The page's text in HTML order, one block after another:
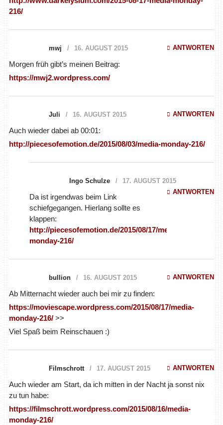
216/
mwj 16. AUGUST 2015 ANTWORTEN
Morgen früh gibt’s meinen Beitrag:
https://mwj2.wordpress.com/
Juli 16. AUGUST 2015 ANTWORTEN
Auch wieder dabei ab 00:01:
http://piecesofemotion.de/2015/08/03/media-monday-216/
Ingo Schulze
17. AUGUST 2015
ANTWORTEN
Da ist irgendwas beim Link
schiefgegangen. Hierlang sollte es
klappen:
http://piecesofemotion.de/2015/08/17/media-
monday-216/
bullion 16. AUGUST 2015 ANTWORTEN
Ab Mitternacht wieder auch bei mir zu finden:
https://moviescape.wordpress.com/2015/08/17/media-
monday-216/>>
Viel Spaß beim Reinschauen :)
Filmschrott 17. AUGUST 2015 ANTWORTEN
Auch wieder am Start, da ich mitten in der Nacht ja sonst nix
zu tun habe:
https://filmschrott.wordpress.com/2015/08/16/media-
monday-216/